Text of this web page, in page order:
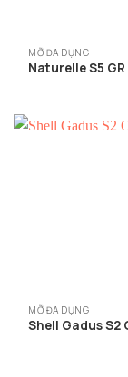
MỠ ĐA DỤNG
Naturelle S5 GR
MỠ ĐA DỤNG
Shell Gadus S2